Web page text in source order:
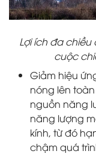
Lợi ích đa
cuộc
Giảm hiệu
nóng lên
nguồn năng
năng lượng
kính, từ đó
chậm quá